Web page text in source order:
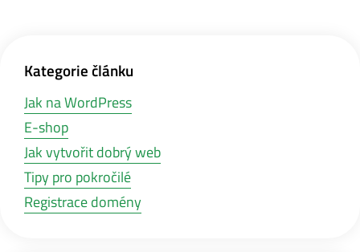
Kategorie článku
Jak na WordPress
E-shop
Jak vytvořit dobrý web
Tipy pro pokročilé
Registrace domény